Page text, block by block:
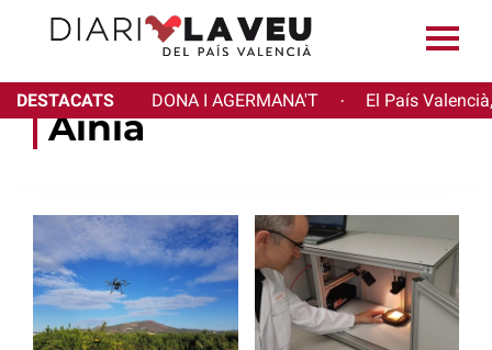
DESTACATS DONA I AGERMANA'T · El País
Ainia